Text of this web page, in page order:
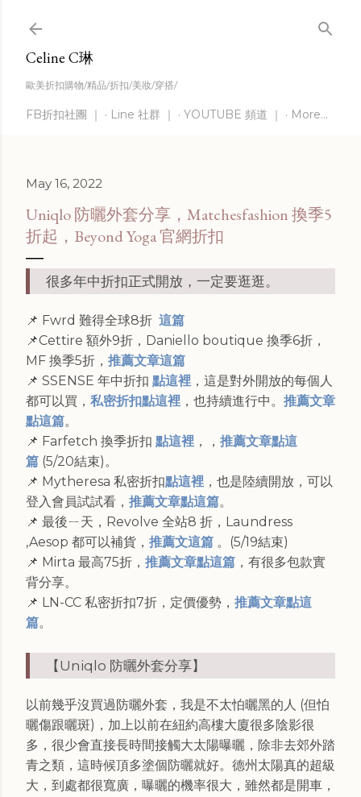
Celine C琳
歐美折扣購物/精品/折扣/美妝/穿搭/
FB折扣社團 ｜ Line 社群 ｜ YOUTUBE 頻道 ｜ More…
May 16, 2022
Uniqlo 防曬外套分享，Matchesfashion 換季5
折起，Beyond Yoga 官網折扣
很多年中折扣正式開放，一定要逛逛。
📌 Fwrd 難得全球8折 這篇
📌Cettire 額外9折，Daniello boutique 換季6折，
MF 換季5折， 推薦文章這篇
📌 SSENSE 年中折扣 點這裡 ，這是對外開放的每個人
都可以買， 私密折扣點這裡 ，也持續進行中。 推薦文章
點這篇。
📌 Farfetch 換季折扣 點這裡 ，， 推薦文章點這
篇 (5/20結束)。
📌 Mytheresa 私密折扣點這裡 ，也是陸續開放，可以
登入會員試試看， 推薦文章點這篇。
📌 最後ㄧ天，Revolve 全站8 折，Laundress
,Aesop 都可以補貨， 推薦文這篇 。(5/19結束)
📌 Mirta 最高75折， 推薦文章點這篇 ，有很多包款實
背分享。
📌 LN-CC 私密折扣7折，定價優勢， 推薦文章點這
篇。
【Uniqlo 防曬外套分享】
以前幾乎沒買過防曬外套，我是不太怕曬黑的人 (但怕
曬傷跟曬斑)，加上以前在紐約高樓大廈很多陰影很
多，很少會直接長時間接觸大太陽曝曬，除非去郊外踏
青之類，這時候頂多塗個防曬就好。德州太陽真的超級
大，到處都很寬廣，曝曬的機率很大，雖然都是開車，